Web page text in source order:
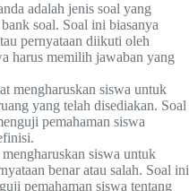
adalah jenis soal yang
soal. Soal ini biasanya
pernyataan diikuti oleh
harus memilih jawaban yang
mengharuskan siswa untuk
yang telah disediakan. Soal
pemahaman siswa
mengharuskan siswa untuk
benar atau salah. Soal ini
pemahaman siswa tentang